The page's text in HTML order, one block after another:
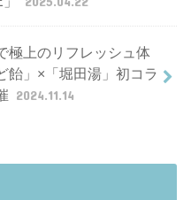
極上のリフレッシュ体
飴」×「堀田湯」初コラ
2024.11.14